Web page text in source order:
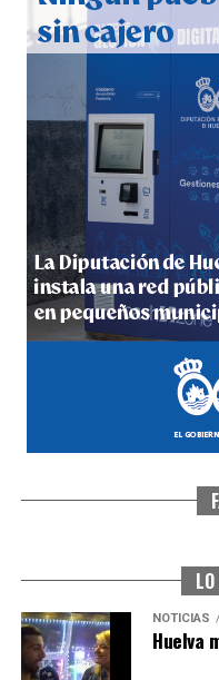
hace 5 días·Huelvatv
5º DÍA DE LAS
hace 5 días·Huelvatv
CUARTA CORRIDA
NOTICIAS
Huelva